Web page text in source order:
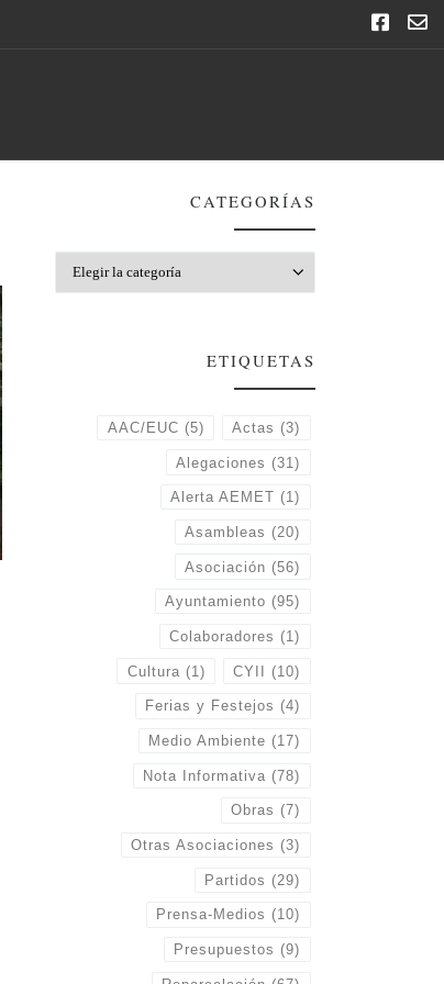
CATEGORÍAS
ETIQUETAS
AAC/EUC (5) Actas (3)
Alegaciones (31)
Alerta AEMET (1)
Asambleas (20)
Asociación (56)
Ayuntamiento (95)
Colaboradores (1)
Cultura (1) CYII (10)
Ferias y Festejos (4)
Medio Ambiente (17)
Nota Informativa (78)
Obras (7)
Otras Asociaciones (3)
Partidos (29)
Prensa-Medios (10)
Presupuestos (9)